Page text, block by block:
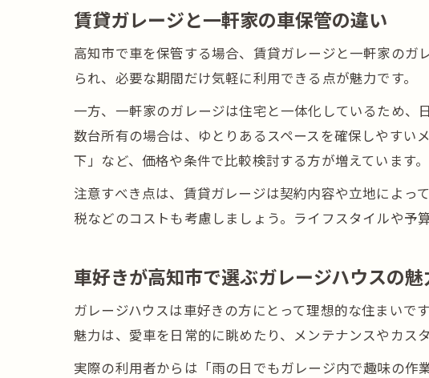
賃貸ガレージと一軒家の車保管の違い
高知市で車を保管する場合、賃貸ガレージと一軒家の
られ、必要な期間だけ気軽に利用できる点が魅力です。
一方、一軒家のガレージは住宅と一体化しているため
数台所有の場合は、ゆとりあるスペースを確保しやすい
下」など、価格や条件で比較検討する方が増えています。
注意すべき点は、賃貸ガレージは契約内容や立地によ
税などのコストも考慮しましょう。ライフスタイルや予
車好きが高知市で選ぶガレージハウスの魅
ガレージハウスは車好きの方にとって理想的な住まいで
魅力は、愛車を日常的に眺めたり、メンテナンスやカス
実際の利用者からは「雨の日でもガレージ内で趣味の作